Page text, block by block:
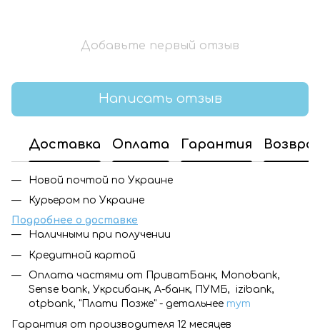
Добавьте первый отзыв
Написать отзыв
Доставка Оплата Гарантия
Новой почтой по Украине
Курьером по Украине
Подробнее о доставке
Наличными при получении
Кредитной картой
Оплата частями от ПриватБанк, Monobank,
Sense bank, Укрсибанк, А-банк, ПУМБ, izibank,
otpbank, "Плати Позже" - детальнее тут
Гарантия от производителя 12 месяцев